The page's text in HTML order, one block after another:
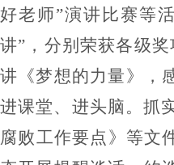
好老师”演讲比赛等
讲” ，分别荣获各级
讲《梦想的力量》，
进课堂、进头脑。抓
腐败工作要点》等文